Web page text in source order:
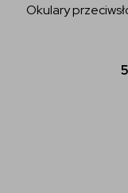
Okulary